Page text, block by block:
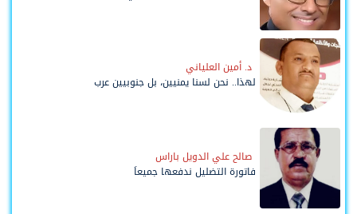
د. أمين العلياني
لهذا.. نحن لسنا يمنيين، بل جنوبيين عرب
صالح علي الدويل باراس
فاتورة التضليل ندفعها جميعاً